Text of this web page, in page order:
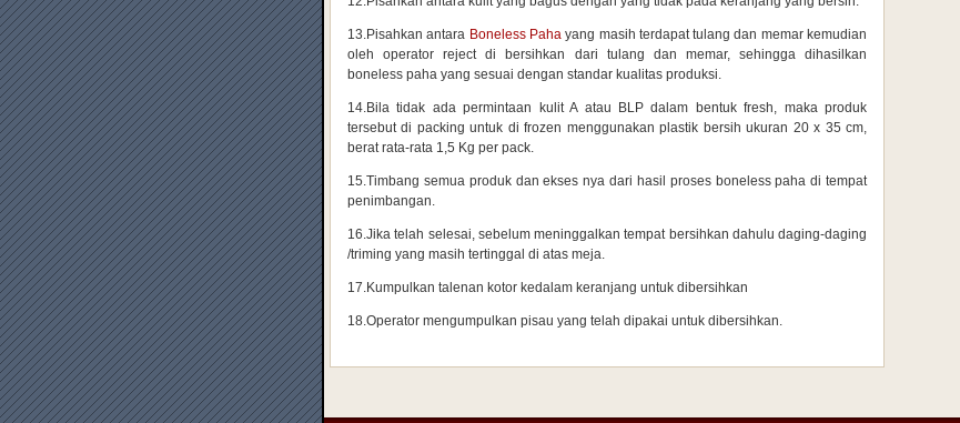
13.Pisahkan antara Boneless Pahayang masih terdapat tulang dan memar kemudian
oleh operator reject di bersihkan dari tulang dan memar, sehingga dihasilkan
boneless paha yang sesuai dengan standar kualitas produksi.
14.Bila tidak ada permintaan kulit A atau BLP dalam bentuk fresh, maka produk
tersebut di packing untuk di frozen menggunakan plastik bersih ukuran 20 x 35 cm,
berat rata-rata 1,5 Kg per pack.
15.Timbang semua produk dan ekses nya dari hasil proses boneless paha di tempat
penimbangan.
16.Jika telah selesai, sebelum meninggalkan tempat bersihkan dahulu daging-daging
/triming yang masih tertinggal di atas meja.
17.Kumpulkan talenan kotor kedalam keranjang untuk dibersihkan
18.Operator mengumpulkan pisau yang telah dipakai untuk dibersihkan.